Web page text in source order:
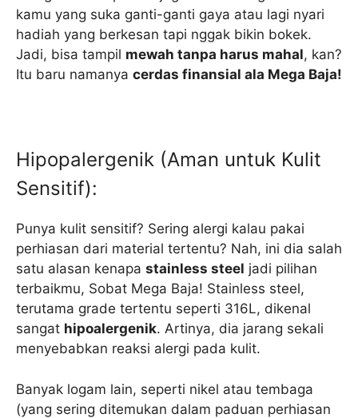
kamu yang suka ganti-ganti gaya atau lagi nyari
hadiah yang berkesan tapi nggak bikin bokek.
Jadi, bisa tampil mewah tanpa harus mahal, kan?
Itu baru namanya cerdas finansial ala Mega Baja!
Hipopalergenik (Aman untuk Kulit
Sensitif):
Punya kulit sensitif? Sering alergi kalau pakai
perhiasan dari material tertentu? Nah, ini dia salah
satu alasan kenapa stainless steel jadi pilihan
terbaikmu, Sobat Mega Baja! Stainless steel,
terutama grade tertentu seperti 316L, dikenal
sangat hipoalergenik. Artinya, dia jarang sekali
menyebabkan reaksi alergi pada kulit.
Banyak logam lain, seperti nikel atau tembaga
(yang sering ditemukan dalam paduan perhiasan